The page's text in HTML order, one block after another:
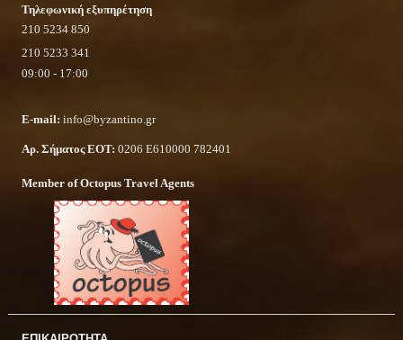
Τηλεφωνική εξυπηρέτηση
210 5234 850
210 5233 341
09:00 - 17:00
E-mail: info@byzantino.gr
Αρ. Σήματος ΕΟΤ: 0206 Ε610000 782401
Member of Octopus Travel Agents